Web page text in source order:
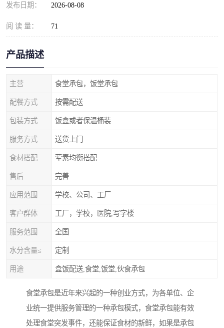
发布日期： 2026-08-08
阅 读 量： 71
产品描述
主营 食堂承包，饭堂承包
配餐方式 按需配送
包装方式 饭盒或者保温桶装
服务方式 送货上门
食材搭配 荤素均衡搭配
售后 完善
应用范围 学校、公司、工厂
客户群体 工厂，学校，医院,写字楼
服务范围 全国
水分含量≤ 定制
用途 盒饭配送,食堂,饭堂,伙食承包
食堂承包是近年来兴起的一种创业方式，为各单位、企
业统一提供服务管理的一种承包模式，食堂承包能有效
处理食堂突发事件，还能保证食材的新鲜，如果是承包